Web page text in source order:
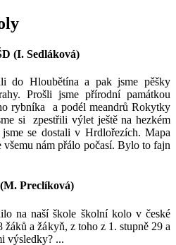
(I. Sedláková)
do Hloubětína a pak jsme pěšky
Prošli jsme přírodní památkou
rybníka a podél meandrů Rokytky
si zpestřili výlet ještě na hezkém
se dostali v Hrdlořezích. Mapa
nám přálo počasí. Bylo to fajn
Preclíková)
na naší škole školní kolo v české
žáků a žákyň, z toho z 1. stupně 29 a
výsledky? ...